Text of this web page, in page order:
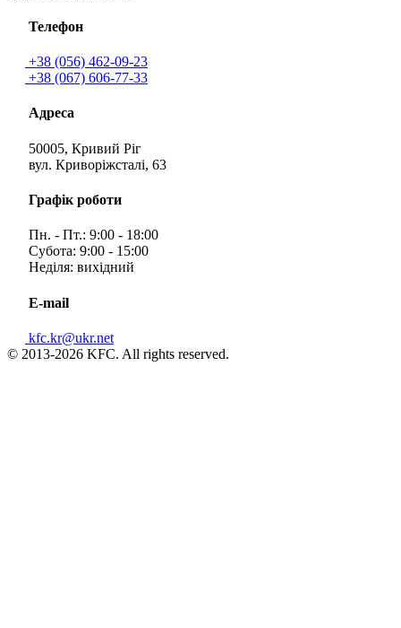
Телефон
+38 (056) 462-09-23
+38 (067) 606-77-33
Адреса
50005, Кривий Ріг
вул. Криворіжсталі, 63
Графік роботи
Пн. - Пт.: 9:00 - 18:00
Субота: 9:00 - 15:00
Неділя: вихідний
E-mail
kfc.kr@ukr.net
© 2013-2026 KFC. All rights reserved.